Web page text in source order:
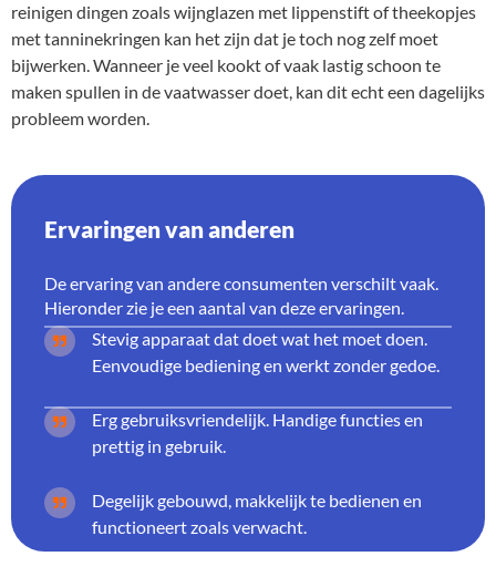
reinigen dingen zoals wijnglazen met lippenstift of theekopjes
met tanninekringen kan het zijn dat je toch nog zelf moet
bijwerken. Wanneer je veel kookt of vaak lastig schoon te
maken spullen in de vaatwasser doet, kan dit echt een dagelijks
probleem worden.
Ervaringen van anderen
De ervaring van andere consumenten verschilt vaak.
Hieronder zie je een aantal van deze ervaringen.
Stevig apparaat dat doet wat het moet doen.
Eenvoudige bediening en werkt zonder gedoe.
Erg gebruiksvriendelijk. Handige functies en
prettig in gebruik.
Degelijk gebouwd, makkelijk te bedienen en
functioneert zoals verwacht.